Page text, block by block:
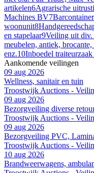
artikelen6Agrarische
Machines BV7
woonunit8
en stapelaar9Veiling uit div.
meubelen, antiek,
enz.10Inboedel
Aankomende veilingen
09 aug 2026
Wellness, sanitair en tuin
Troostwijk Auctions -
09 aug 2026
Bezorgveiling diverse
Troostwijk Auctions -
09 aug 2026
Bezorgveiling PVC,
Troostwijk Auctions -
10 aug 2026
Brandweerwagens,